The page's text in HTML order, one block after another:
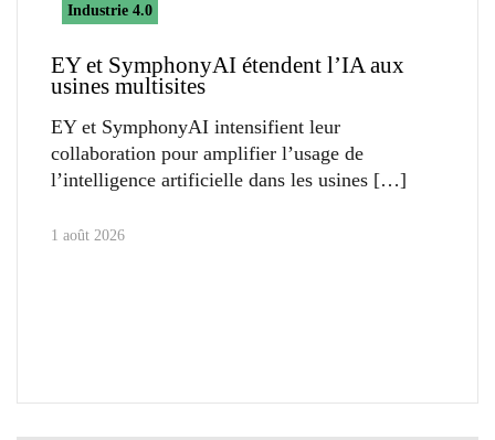
Industrie 4.0
EY et SymphonyAI étendent l’IA aux
usines multisites
EY et SymphonyAI intensifient leur
collaboration pour amplifier l’usage de
l’intelligence artificielle dans les usines
1 août 2026